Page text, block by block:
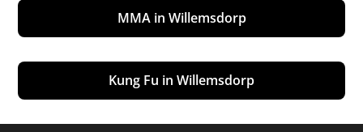
MMA in Willemsdorp
Kung Fu in Willemsdorp